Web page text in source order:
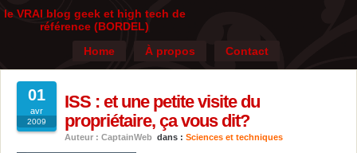
le VRAI blog geek et high tech de
référence (BORDEL)
Home
À propos Contact
01
avr
2009
ISS : et une petite visite du
propriétaire, ça vous dit?
Auteur : CaptainWeb dans : Sciences et techniques